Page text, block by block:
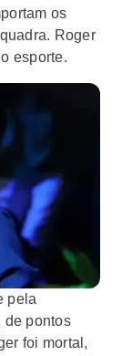
os
Roger
esporte.
pela
de pontos
foi mortal,